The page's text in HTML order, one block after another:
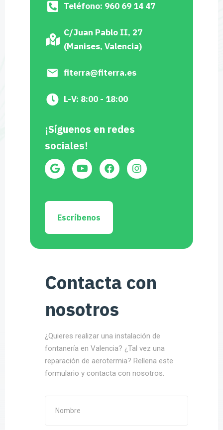
Teléfono: 960 69 14 47
C/Juan Pablo II, 27
(Manises, Valencia)
fiterra@fiterra.es
L-V: 8:00 - 18:00
¡Síguenos en redes
sociales!
Escríbenos
Contacta con
nosotros
¿Quieres realizar una instalación de
fontanería en Valencia? ¿Tal vez una
reparación de aerotermia? Rellena este
formulario y contacta con nosotros.